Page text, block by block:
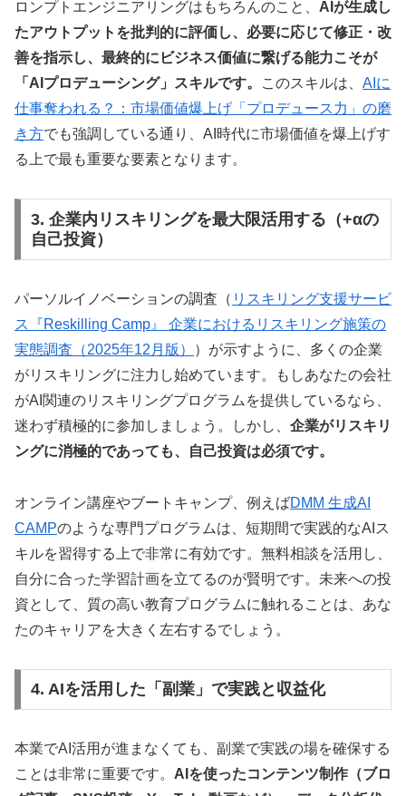
ロンプトエンジニアリングはもちろんのこと、 AIが生成し
たアウトプットを批判的に評価し、必要に応じて修正・改
善を指示し、最終的にビジネス価値に繋げる能力こそが
「AIプロデューシング」スキルです。
このスキルは、 AIに
仕事奪われる？：市場価値爆上げ「プロデュース力」の磨
き方でも強調している通り、AI時代に市場価値を爆上げす
る上で最も重要な要素となります。
3. 企業内リスキリングを最大限活用する（+αの
自己投資）
パーソルイノベーションの調査（ リスキリング支援サービ
ス『Reskilling Camp』 企業におけるリスキリング施策の
実態調査（2025年12月版）
）が示すように、多くの企業
がリスキリングに注力し始めています。もしあなたの会社
がAI関連のリスキリングプログラムを提供しているなら、
迷わず積極的に参加しましょう。しかし、 企業がリスキリ
ングに消極的であっても、自己投資は必須です。
オンライン講座やブートキャンプ、例えばDMM 生成AI
CAMPのような専門プログラムは、短期間で実践的なAIス
キルを習得する上で非常に有効です。無料相談を活用し、
自分に合った学習計画を立てるのが賢明です。未来への投
資として、質の高い教育プログラムに触れることは、あな
たのキャリアを大きく左右するでしょう。
4. AIを活用した「副業」で実践と収益化
本業でAI活用が進まなくても、副業で実践の場を確保する
ことは非常に重要です。 AIを使ったコンテンツ制作（ブロ